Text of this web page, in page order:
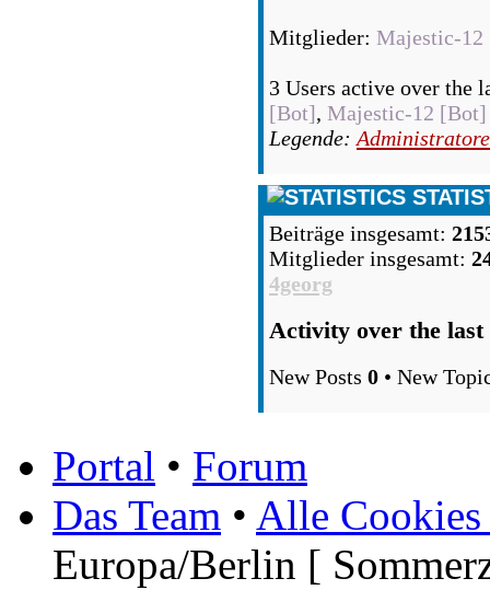
Mitglieder: Majestic-
3 Users active over the
[Bot], Majestic-12 [Bot]
Legende:
Beiträge insgesamt:
Mitglieder insgesamt:
4georg
Activity over the last
New Posts 0 • New
Portal • Forum
Das Team • Alle Cookies
Europa/Berlin [